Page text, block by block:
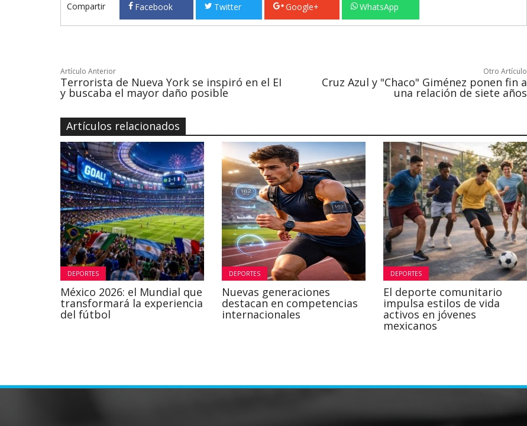
Compartir Facebook Twitter Google+ WhatsApp
Artículo Anterior
Terrorista de Nueva York se inspiró en el EI
y buscaba el mayor daño posible
Otro Artículo
Cruz Azul y "Chaco" Giménez ponen fin a
una relación de siete años
Artículos relacionados
DEPORTES
México 2026: el Mundial que
transformará la experiencia
del fútbol
DEPORTES
Nuevas generaciones
destacan en competencias
internacionales
DEPORTES
El deporte comunitario
impulsa estilos de vida
activos en jóvenes
mexicanos